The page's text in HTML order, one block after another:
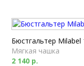
Бюстгальтер Milabel
Мягкая чашка
2 140 р.